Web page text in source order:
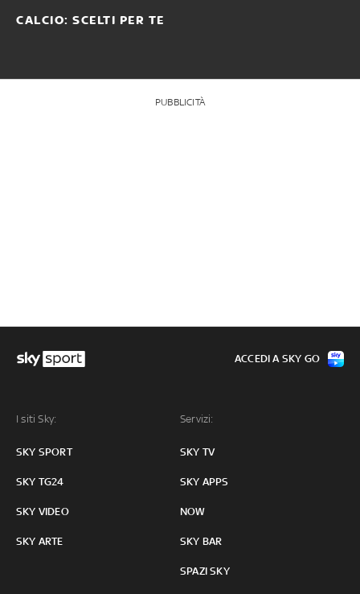
CALCIO: SCELTI PER TE
PUBBLICITÀ
I siti Sky:
SKY SPORT
SKY TG24
SKY VIDEO
SKY ARTE
Servizi:
SKY TV
SKY APPS
NOW
SKY BAR
SPAZI SKY
ACCEDI A SKY GO